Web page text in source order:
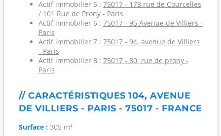
Actif immobilier 5 : 75017 - 178 rue de Courcelles
/ 101 Rue de Prony - Paris
Actif immobilier 6 : 75017 - 95 Avenue de Villiers -
Paris
Actif immobilier 7 : 75017 - 94, avenue de Villiers
- Paris
Actif immobilier 8 : 75017 - 80, rue de prony -
Paris
// CARACTÉRISTIQUES 104, AVENUE
DE VILLIERS - PARIS - 75017 - FRANCE
Surface :305 m²